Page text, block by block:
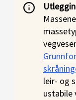
leir- og
ustabile